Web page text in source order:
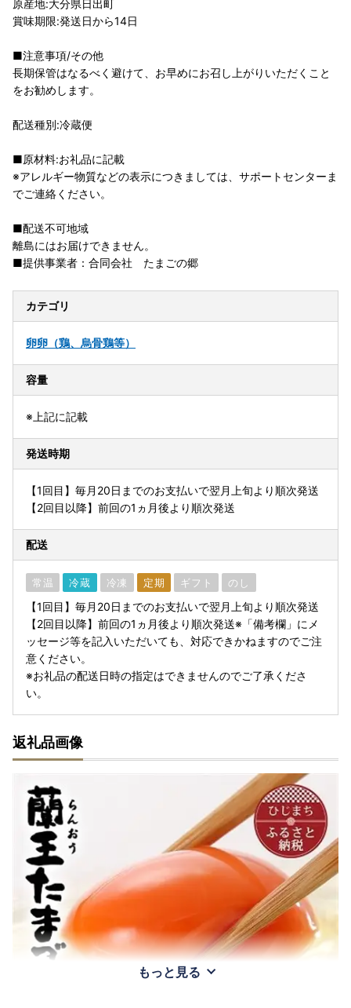
原産地:大分県日出町
賞味期限:発送日から14日
■注意事項/その他
長期保管はなるべく避けて、お早めにお召し上がりいただくこと
をお勧めします。
配送種別:冷蔵便
■原材料:お礼品に記載
※アレルギー物質などの表示につきましては、サポートセンターま
でご連絡ください。
■配送不可地域
離島にはお届けできません。
■提供事業者：合同会社 たまごの郷
カテゴリ
卵卵（鶏、烏骨鶏等）
容量
※上記に記載
発送時期
【1回目】毎月20日までのお支払いで翌月上旬より順次発送
【2回目以降】前回の1ヵ月後より順次発送
配送
常温 冷蔵 冷凍 定期 ギフト のし
【1回目】毎月20日までのお支払いで翌月上旬より順次発送
【2回目以降】前回の1ヵ月後より順次発送※「備考欄」にメ
ッセージ等を記入いただいても、対応できかねますのでご注
意ください。
※お礼品の配送日時の指定はできませんのでご了承くださ
い。
返礼品画像
もっと見る